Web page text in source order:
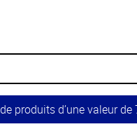
produits d’une valeur